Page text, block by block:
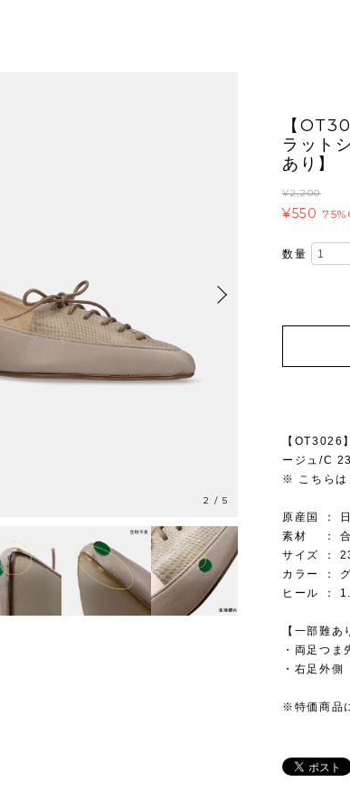
2 /5
【
ラット
あり】
¥2,200
¥550
数量
【OT3026
ージュ/C
※ こちら
原産国 ：
素材 ： 合
サイズ ：
カラー ：
ヒール ：
【一部難あ
・両足つ
・右足外
※特価商品